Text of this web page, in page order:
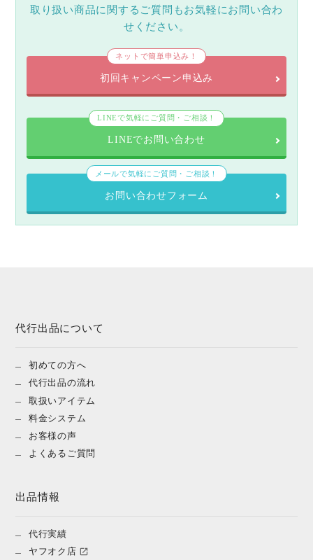
取り扱い商品に関するご質問もお気軽にお問い合わ
せください。
ネットで簡単申込み！
初回キャンペーン申込み
LINEで気軽にご質問・ご相談！
LINEでお問い合わせ
メールで気軽にご質問・ご相談！
お問い合わせフォーム
代行出品について
初めての方へ
代行出品の流れ
取扱いアイテム
料金システム
お客様の声
よくあるご質問
出品情報
代行実績
ヤフオク店